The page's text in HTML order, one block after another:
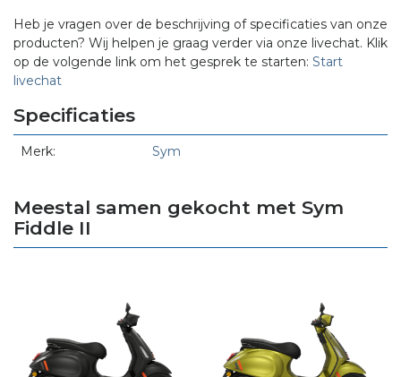
Heb je vragen over de beschrijving of specificaties van onze
producten? Wij helpen je graag verder via onze livechat. Klik
op de volgende link om het gesprek te starten: Start
livechat
Specificaties
Merk: Sym
Meestal samen gekocht met Sym
Fiddle II